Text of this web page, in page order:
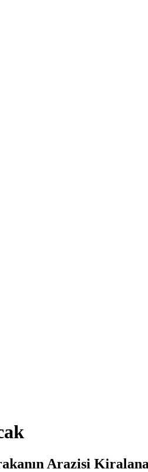
Arazisi